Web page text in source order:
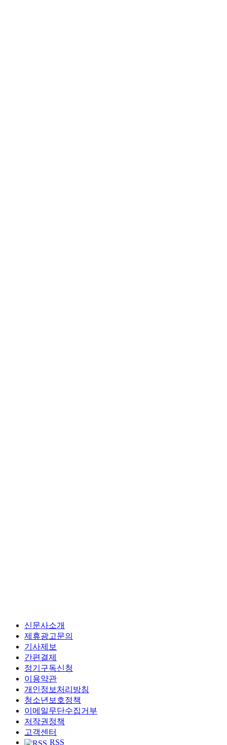
신문사소개
제휴광고문의
기사제보
간편결제
정기구독신청
이용약관
개인정보처리방침
청소년보호정책
이메일무단수집거부
저작권정책
고객센터
RSS